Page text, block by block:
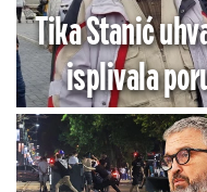
Tika Stanić
isplivala
Glišića, a od